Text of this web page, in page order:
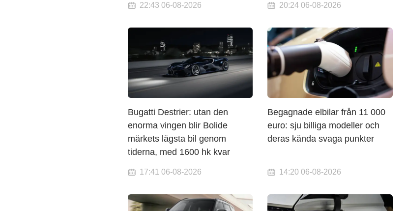
22:43 06-08-2026 20:24 06-08-2026
Bugatti Destrier: utan den
enorma vingen blir Bolide
märkets lägsta bil genom
tiderna, med 1600 hk kvar
17:41 06-08-2026
Begagnade elbilar från 11 000
euro: sju billiga modeller och
deras kända svaga punkter
14:20 06-08-2026